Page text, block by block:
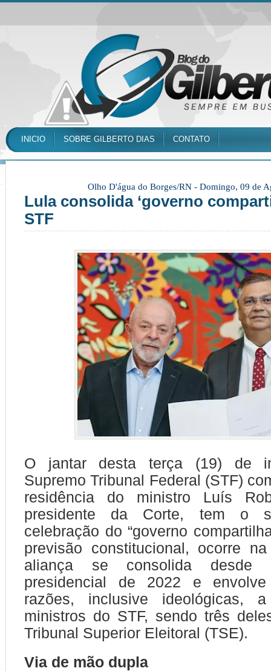
INICIO SOBRE GILBERTO DIAS CONTATO
Olho D'água do Borges/RN - Domingo, 09 de
Lula consolida ‘governo
STF
O jantar desta terça (19) de
Supremo Tribunal Federal (STF)
residência do ministro Luís
presidente da Corte, tem o
celebração do “governo
previsão constitucional, ocorre
aliança se consolida desde
presidencial de 2022 e
razões, inclusive ideológicas,
ministros do STF, sendo três
Tribunal Superior Eleitoral (TSE).
Via de mão dupla